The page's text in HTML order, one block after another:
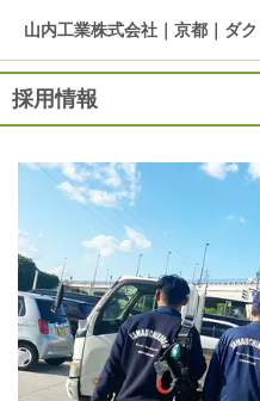
山内工業株式会社｜京都｜ダ
採用情報